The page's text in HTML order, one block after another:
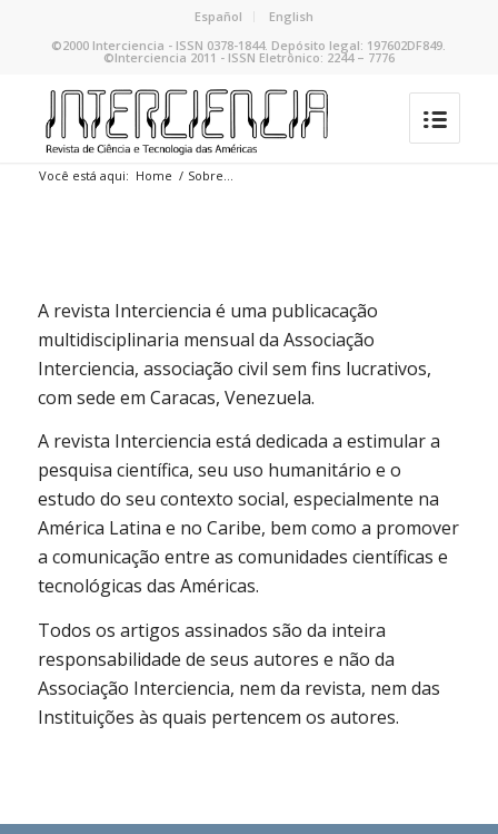
Español
English
©2000 Interciencia - ISSN 0378-1844. Depósito legal: 197602DF849.
©Interciencia 2011 - ISSN Eletrônico: 2244 – 7776
Você está aqui: Home / Sobre…
A revista Interciencia é uma publicacação
multidisciplinaria mensual da Associação
Interciencia, associação civil sem fins lucrativos,
com sede em Caracas, Venezuela.
A revista Interciencia está dedicada a estimular a
pesquisa científica, seu uso humanitário e o
estudo do seu contexto social, especialmente na
América Latina e no Caribe, bem como a promover
a comunicação entre as comunidades científicas e
tecnológicas das Américas.
Todos os artigos assinados são da inteira
responsabilidade de seus autores e não da
Associação Interciencia, nem da revista, nem das
Instituições às quais pertencem os autores.